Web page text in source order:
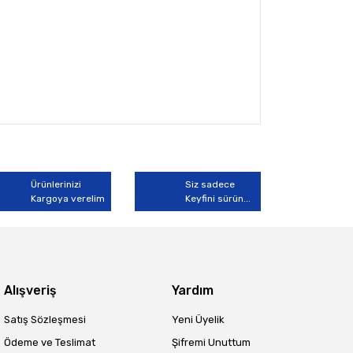
tarafımıza iletebilirsiniz.
Ürünlerinizi
Kargoya verelim
Siz sadece
Keyfini sürün...
Alışveriş
Satış Sözleşmesi
Ödeme ve Teslimat
Yardım
Yeni Üyelik
Şifremi Unuttum